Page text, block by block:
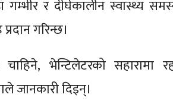
र दीर्घकालीन स्वास्थ्य
गरिन्छ।
भेन्टिलेटरको सहारामा
जानकारी दिइन्।